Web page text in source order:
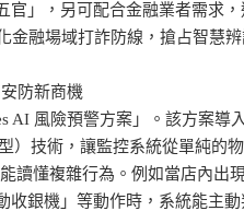
官」，另可配合金融業者需求，
金融場域打詐防線，搶占智慧
防新商機
AI 風險預警方案」。該方案導入
）技術，讓監控系統從單純的
讀懂複雜行為。例如當店內出
收銀機」等動作時，系統能主動